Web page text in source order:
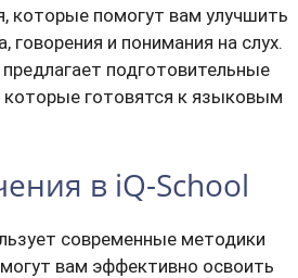
которые помогут вам улучшить
говорения и понимания на слух.
подготовительные
которые готовятся к языковым
в iQ-School
современные методики
вам эффективно освоить